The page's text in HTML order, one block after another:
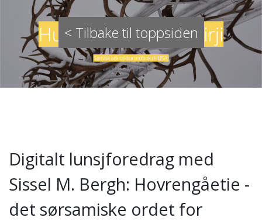
< Tilbake til toppsiden
Digitalt lunsjforedrag med
Sissel M. Bergh: Hovrengåetie -
det sørsamiske ordet for